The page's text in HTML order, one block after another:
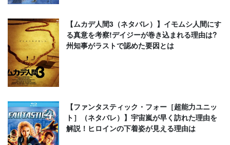
【ムカデ人間3（ネタバレ）】イモムシ人間にす
る真意を考察!デイジーが巻き込まれる理由は?
州知事がラストで認めた要因とは
【ファンタスティック・フォー［超能力ユニッ
ト］（ネタバレ）】宇宙嵐が早く訪れた理由を
解説！ヒロインの下着姿が見える理由は